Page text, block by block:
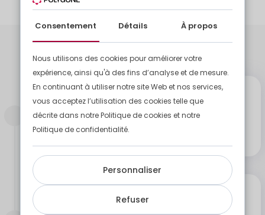
Mise en place simplifiée
Etape 1
Pose du compacteur monobloc
Pose du compacteur monobloc au lieu de
Echange, vidange ou enlèvement
Consentement Détails À propos
Nous utilisons des cookies pour améliorer votre
expérience, ainsi qu'à des fins d’analyse et de mesure.
En continuant à utiliser notre site Web et nos services,
vous acceptez l’utilisation des cookies telle que
décrite dans notre Politique de cookies et notre
Politique de confidentialité.
Refuser
Personnaliser